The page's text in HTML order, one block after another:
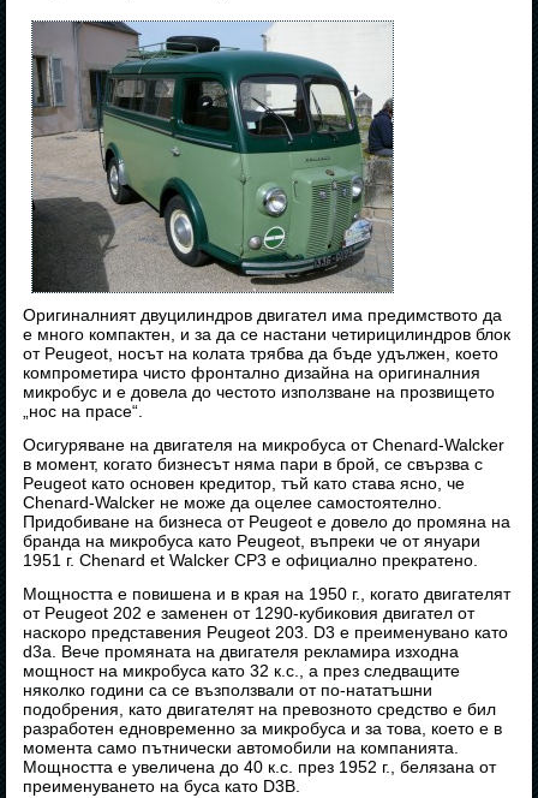
Оригиналният двуцилиндров двигател има предимството да
е много компактен, и за да се настани четирицилиндров блок
от Peugeot, носът на колата трябва да бъде удължен, което
компрометира чисто фронтално дизайна на оригиналния
микробус и е довела до честото използване на прозвището
„нос на прасе“.
Осигуряване на двигателя на микробуса от Chenard-Walcker
в момент, когато бизнесът няма пари в брой, се свързва с
Peugeot като основен кредитор, тъй като става ясно, че
Chenard-Walcker не може да оцелее самостоятелно.
Придобиване на бизнеса от Peugeot е довело до промяна на
бранда на микробуса като Peugeot, въпреки че от януари
1951 г. Chenard et Walcker CP3 е официално прекратено.
Мощността е повишена и в края на 1950 г., когато двигателят
от Peugeot 202 е заменен от 1290-кубиковия двигател от
наскоро представения Peugeot 203. D3 е преименувано като
d3a. Вече промяната на двигателя рекламира изходна
мощност на микробуса като 32 к.с., а през следващите
няколко години са се възползвали от по-нататъшни
подобрения, като двигателят на превозното средство е бил
разработен едновременно за микробуса и за това, което е в
момента само пътнически автомобили на компанията.
Мощността е увеличена до 40 к.с. през 1952 г., белязана от
преименуването на буса като D3B.